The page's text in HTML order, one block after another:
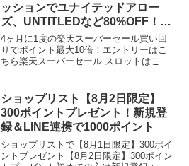
ッションでユナイテッドアロー
ズ、UNTITLEDなど80%OFF！ス
ーパーDEAL30％もあり
4ヶ月に1度の楽天スーパーセール買い回
りでポイント最大10倍！エントリーはこ
ちら楽天スーパーセール スロットはこち
×楽天ファッション 最大
80％OFF UNITED...
ショップリスト【8月2日限定】
300ポイントプレゼント！新規登
録＆LINE連携で1000ポイント
ショップリストで【8月1日限定】300ポイ
ントプレゼント【8月2日限定】300ポイン